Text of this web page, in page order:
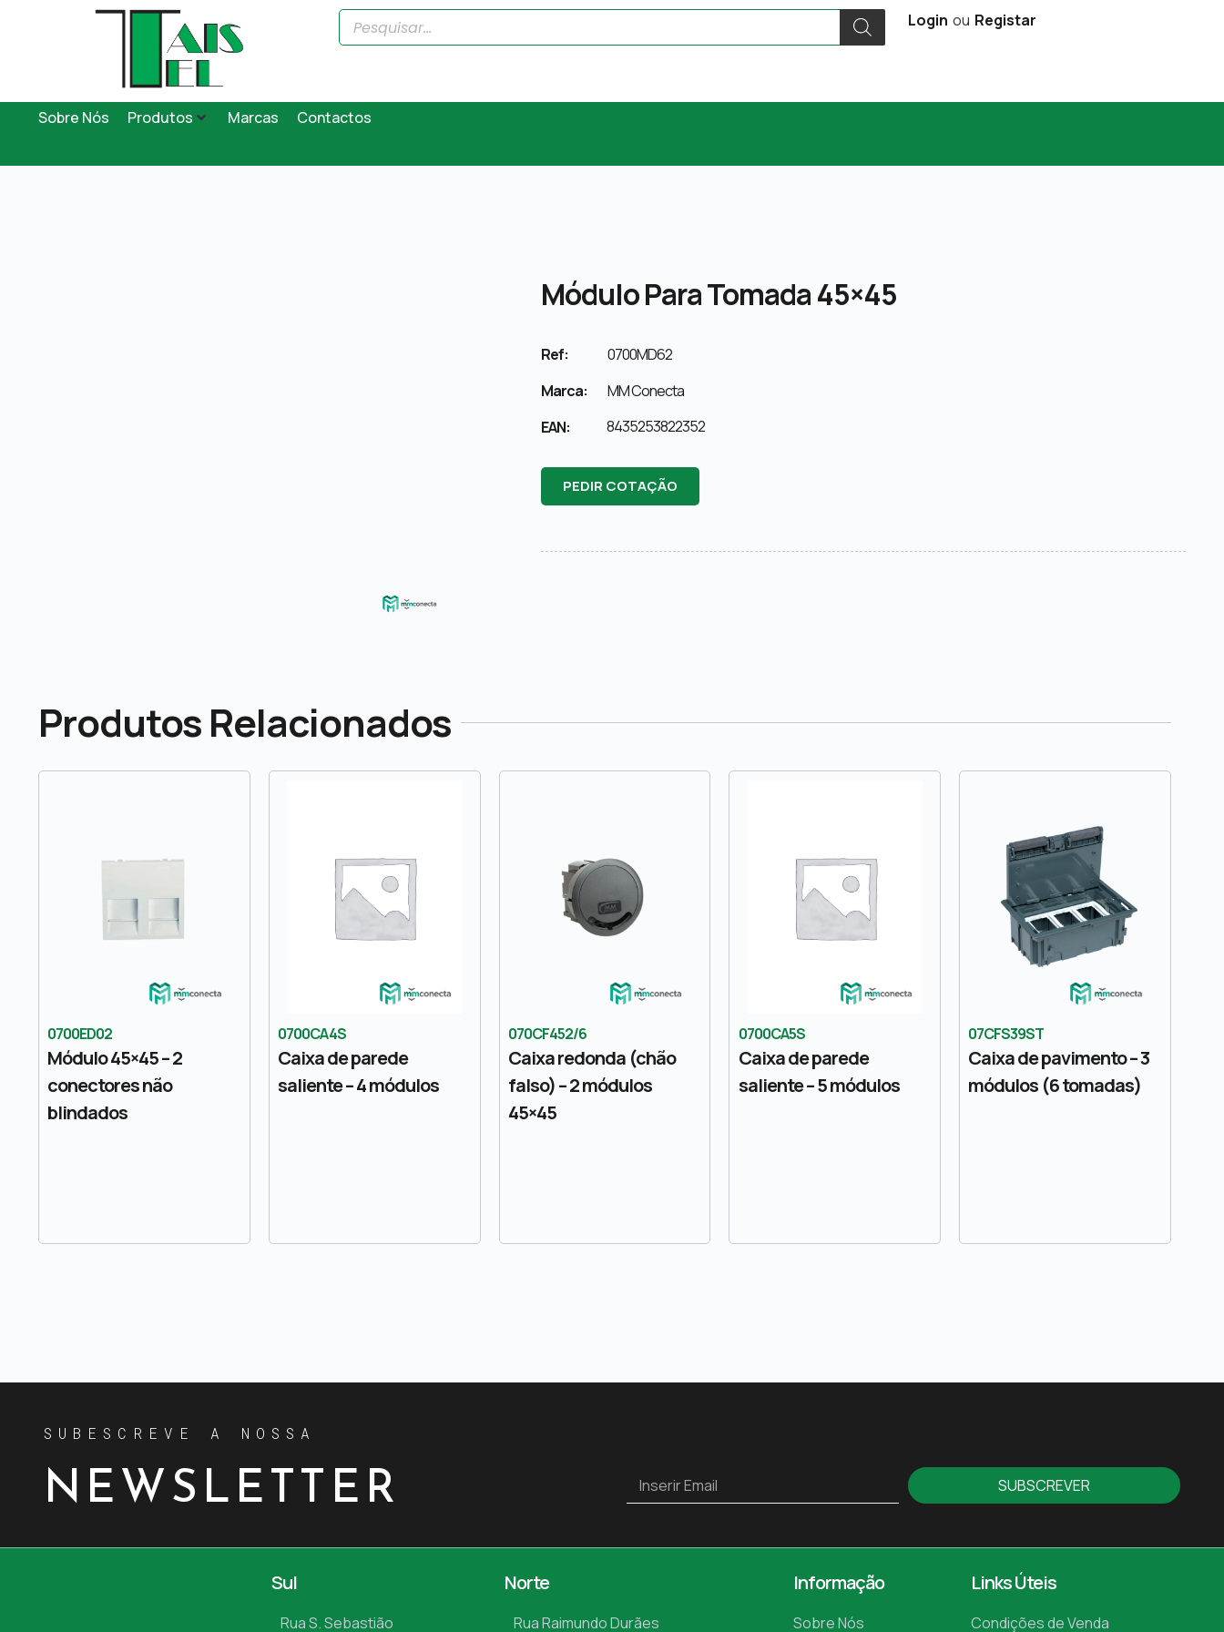
Login ou Registar
Sobre Nós Produtos Marcas Contactos
Módulo Para Tomada 45×45
Ref:
0700MD62
Marca:
MM Conecta
EAN:
8435253822352
PEDIR COTAÇÃO
Produtos Relacionados
0700ED02
Módulo 45×45 – 2
conectores não
blindados
0700CA4S
Caixa de parede
saliente – 4 módulos
070CF452/6
Caixa redonda (chão
falso) – 2 módulos
45×45
0700CA5S
Caixa de parede
saliente – 5 módulos
07CFS39ST
Caixa de pavimento – 3
módulos (6 tomadas)
SUBESCREVE A NOSSA
NEWSLETTER SUBSCREVER
Sul
Rua S. Sebastião
Norte
Rua Raimundo Durães
Informação
Sobre Nós
Links Úteis
Condições de Venda